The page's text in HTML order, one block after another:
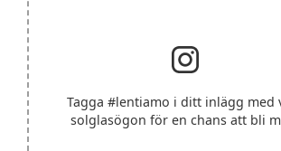
Tagga #lentiamo i ditt inlägg med
solglasögon för en chans att bli